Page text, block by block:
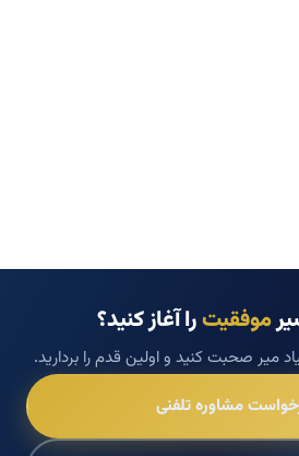
موفقیترا آغاز کنید؟
میر صحبت کنید و اولین قدم را بردارید.
مشاوره تلفنی